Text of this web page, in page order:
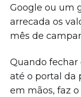
Google ou um
arrecada os
mês de
Quando fechar
até o portal da
em mãos, faz